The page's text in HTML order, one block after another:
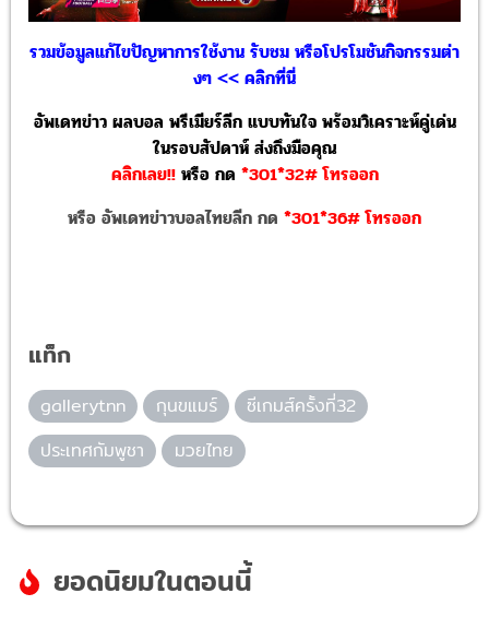
รวมข้อมูลแก้ไขปัญหาการใช้งาน รับชม หรือโปรโมชันกิจกรรมต่า
งๆ << คลิกที่นี่
อัพเดทข่าว ผลบอล พรีเมียร์ลีก แบบทันใจ พร้อมวิเคราะห์คู่เด่น
ในรอบสัปดาห์ ส่งถึงมือคุณ
คลิกเลย!! หรือ กด *301*32# โทรออก
หรือ อัพเดทข่าวบอลไทยลีก กด *301*36# โทรออก
แท็ก
gallerytnn กุนขแมร์
ซีเกมส์ครั้งที่32
ประเทศกัมพูชา
มวยไทย
ยอดนิยมในตอนนี้